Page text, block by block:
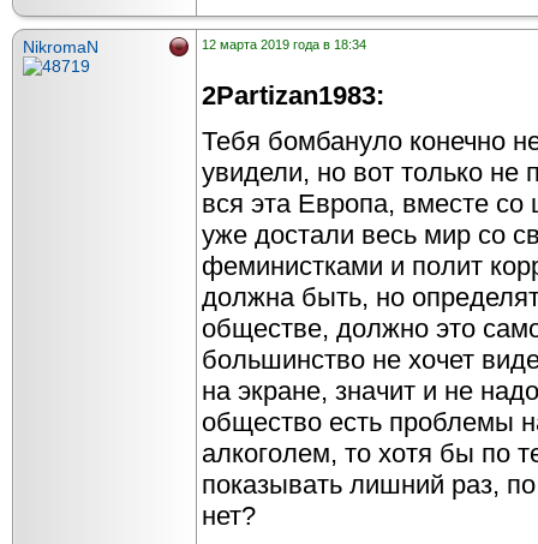
NikromaN 12 марта 2019 года в 18:34
2Partizan1983:
Тебя бомбануло конечно
увидели, но вот только не
вся эта Европа, вместе
уже достали весь мир со
феминистками и полит
должна быть, но
обществе, должно это
большинство не хочет
на экране, значит и не
общество есть проблемы
алкоголем, то хотя бы по
показывать лишний раз,
нет?